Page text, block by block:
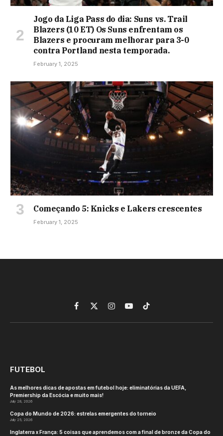
Jogo da Liga Pass do dia: Suns vs. Trail
Blazers (10 ET) Os Suns enfrentam os
Blazers e procuram melhorar para 3-0
contra Portland nesta temporada.
February 1, 2025
Começando 5: Knicks e Lakers crescentes
February 1, 2025
Facebook
X
(Twitter)
InstagramYouTubeTikTok
FUTEBOL
As melhores dicas de apostas em futebol hoje: eliminatórias da UEFA,
Premiership da Escócia e muito mais!
July 28, 2026
Copa do Mundo de 2026: estrelas emergentes do torneio
July 25, 2026
Inglaterra x França: 5 coisas que aprendemos com a final de bronze da Copa do